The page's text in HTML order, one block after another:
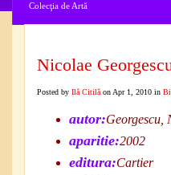
Colecţia de Artă
Nicolae
Posted by Ilă Citilă on Apr 1, 2010 in
autor:Georgescu,
aparitie:2002
editura:Cartier